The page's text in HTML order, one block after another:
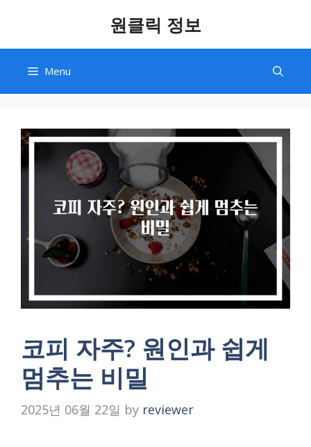
content
원클릭 정보
Menu
코피 자주? 원인과 쉽게
멈추는 비밀
2025년 06월 22일 by reviewer